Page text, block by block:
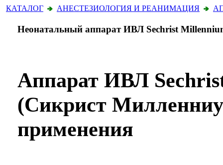
КАТАЛОГ АНЕСТЕЗИОЛОГИЯ И РЕАНИМАЦИЯ
Неонатальный аппарат ИВЛ Sechrist
Аппарат ИВЛ
(Сикрист
применения